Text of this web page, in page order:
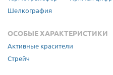
Шелкография
ОСОБЫЕ ХАРАКТЕРИСТИКИ
Активные красители
Стрейч